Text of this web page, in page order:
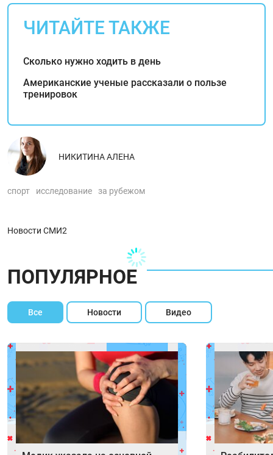
ЧИТАЙТЕ ТАКЖЕ
Сколько нужно ходить в день
Американские ученые рассказали о пользе
тренировок
НИКИТИНА АЛЕНА
спорт исследование за рубежом
Новости СМИ2
ПОПУЛЯРНОЕ
Все Новости Видео